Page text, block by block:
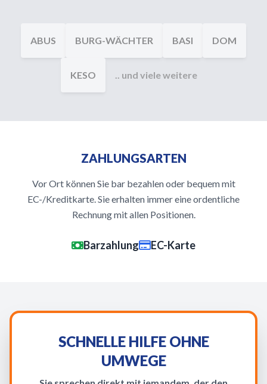
ABUS BURG-WÄCHTER BASI DOM
KESO .. und viele weitere
ZAHLUNGSARTEN
Vor Ort können Sie bar bezahlen oder bequem mit
EC-/Kreditkarte. Sie erhalten immer eine ordentliche
Rechnung mit allen Positionen.
Barzahlung EC-Karte
SCHNELLE HILFE OHNE
UMWEGE